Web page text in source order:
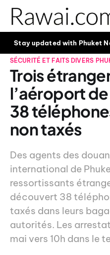
Stay updated with Phuket
SÉCURITÉ ET FAITS DIVERS
Trois
l’aéroport
38
non taxés
Des agents des
international de
ressortissants
découvert 38
taxés dans leurs
autorités. Les
mai vers 10h dans le